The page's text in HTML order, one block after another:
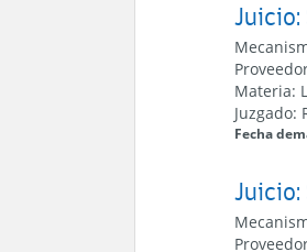
Juicio:
Materia:
Juzgado:
Fecha
Juicio: